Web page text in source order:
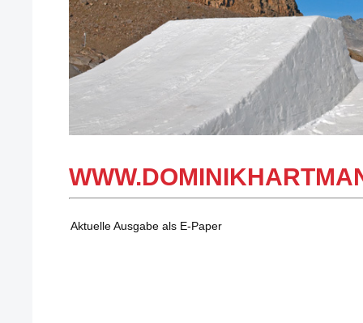
Aktuelle Ausgabe als E-Paper